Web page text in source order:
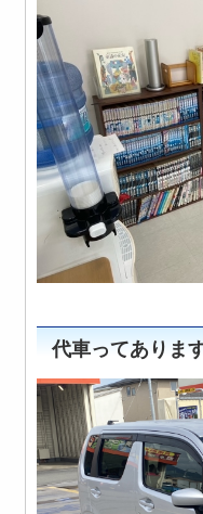
代車ってありま